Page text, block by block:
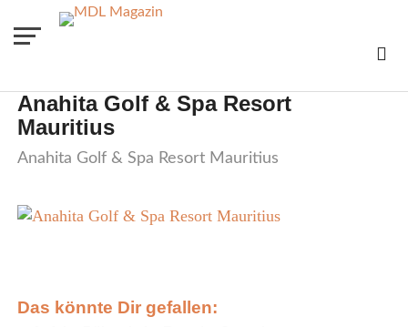
Anahita Golf & Spa Resort
Mauritius
Anahita Golf & Spa Resort Mauritius
Das könnte Dir gefallen: